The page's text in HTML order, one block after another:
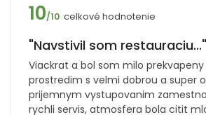
10/10 celkové hodnotenie
"Navstivil som restauraciu..."
Viackrat a bol som milo
prostredim s velmi dobrou a super
prijemnym vystupovanim
rychli servis, atmosfera bola citit